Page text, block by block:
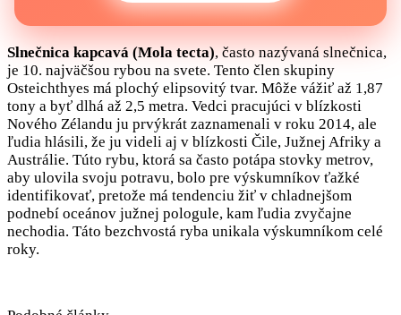
Slnečnica kapcavá (Mola tecta), často nazývaná slnečnica,
je 10. najväčšou rybou na svete. Tento člen skupiny
Osteichthyes má plochý elipsovitý tvar. Môže vážiť až 1,87
tony a byť dlhá až 2,5 metra. Vedci pracujúci v blízkosti
Nového Zélandu ju prvýkrát zaznamenali v roku 2014, ale
ľudia hlásili, že ju videli aj v blízkosti Čile, Južnej Afriky a
Austrálie. Túto rybu, ktorá sa často potápa stovky metrov,
aby ulovila svoju potravu, bolo pre výskumníkov ťažké
identifikovať, pretože má tendenciu žiť v chladnejšom
podnebí oceánov južnej pologule, kam ľudia zvyčajne
nechodia. Táto bezchvostá ryba unikala výskumníkom celé
roky.